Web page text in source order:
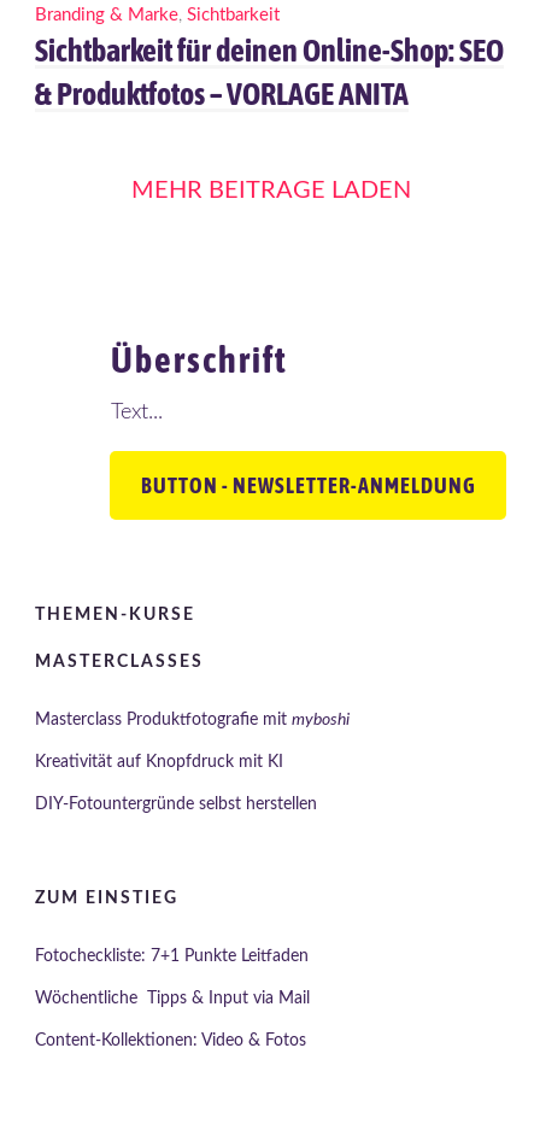
Branding & Marke, Sichtbarkeit
Sichtbarkeit für deinen Online-Shop: SEO
& Produktfotos – VORLAGE ANITA
MEHR BEITRÄGE LADEN
Überschrift
Text...
BUTTON - NEWSLETTER-ANMELDUNG
THEMEN-KURSE
MASTERCLASSES
Masterclass Produktfotografie mit myboshi
Kreativität auf Knopfdruck mit KI
DIY-Fotountergründe selbst herstellen
ZUM EINSTIEG
Fotocheckliste: 7+1 Punkte Leitfaden
Wöchentliche Tipps & Input via Mail
Content-Kollektionen: Video & Fotos